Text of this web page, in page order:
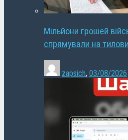
Мільйони грошей
спрямували на
zapsich, 03/08/2026